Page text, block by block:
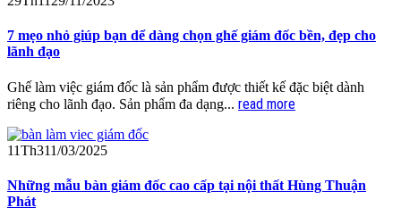
7 mẹo nhỏ giúp bạn dể dàng chọn ghế giám đốc bền, đẹp cho
lãnh đạo
Ghế làm việc giám đốc là sản phẩm được thiết kế đặc biệt dành
riêng cho lãnh đạo. Sản phẩm đa dạng... read more
11Th311/03/2025
Những mẫu bàn giám đốc cao cấp tại nội thất Hùng Thuận
Phát